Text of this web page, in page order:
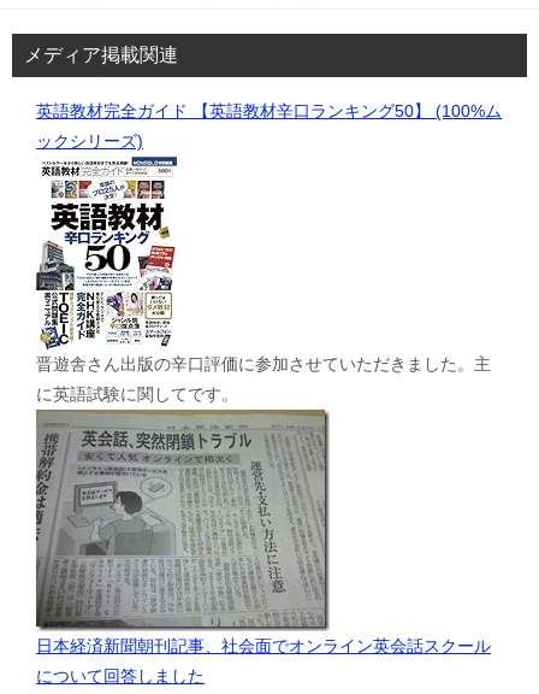
メディア掲載関連
英語教材完全ガイド 【英語教材辛口ランキング50】 (100%ム
ックシリーズ)
晋遊舎さん出版の辛口評価に参加させていただきました。主
に英語試験に関してです。
日本経済新聞朝刊記事、社会面でオンライン英会話スクール
について回答しました